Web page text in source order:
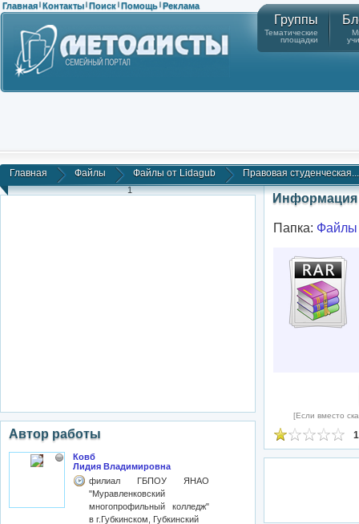
Главная | Контакты | Поиск | Помощь | Реклама
Группы
Тематические
площадки
Главная Файлы Файлы от Lidagub Правовая студенческая...
1
Автор работы
Ковб
Лидия Владимировна
филиал ГБПОУ ЯНАО
"Муравленковский
многопрофильный колледж"
в г.Губкинском, Губкинский
Информация
Папка: Файлы
[Если вместо